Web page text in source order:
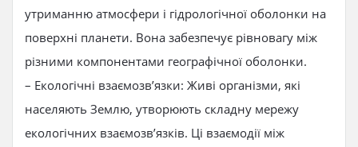
утриманню атмосфери і гідрологічної оболонки на
поверхні планети. Вона забезпечує рівновагу між
різними компонентами географічної оболонки.
– Екологічні взаємозв’язки: Живі організми, які
населяють Землю, утворюють складну мережу
екологічних взаємозв’язків. Ці взаємодії між